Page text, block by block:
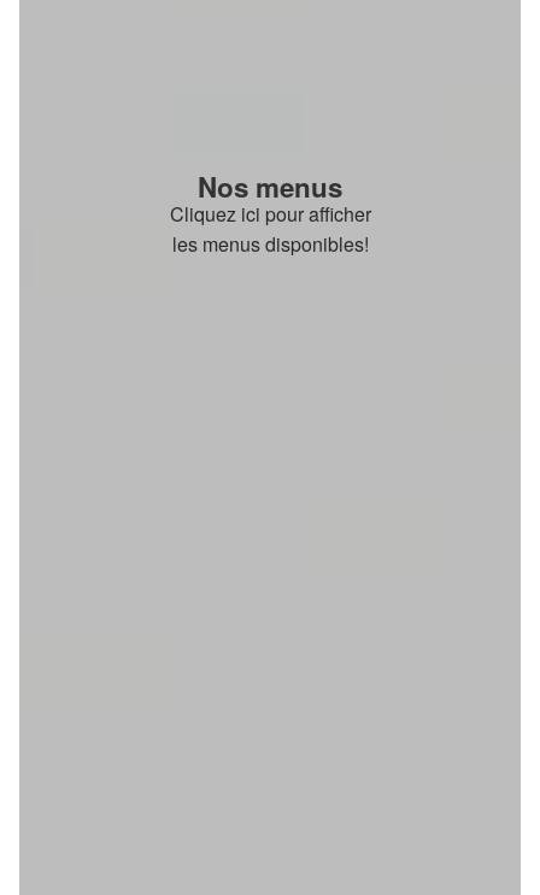
Nos menus
Cliquez ici pour afficher
les menus disponibles!